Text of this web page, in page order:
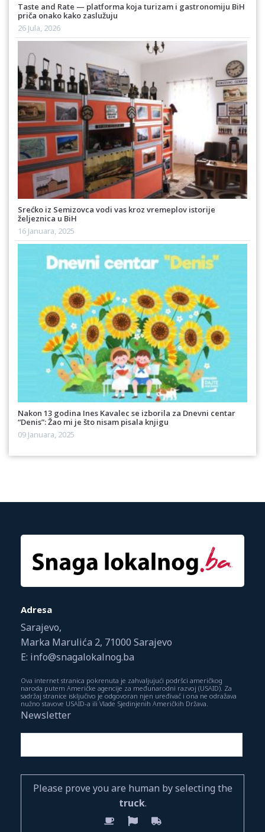
Taste and Rate — platforma koja turizam i gastronomiju BiH
priča onako kako zaslužuju
26 Jula, 2026
Srećko iz Semizovca vodi vas kroz vremeplov istorije
željeznica u BiH
16 Januara, 2025
Nakon 13 godina Ines Kavalec se izborila za Dnevni centar
“Denis”: Žao mi je što nisam pisala knjigu
09 Januara, 2025
Adresa
Sarajevo,
Marka Marulića 2, 71000 Sarajevo
E: info@snagalokalnog.ba
Ova internet stranica pokrenuta je zahvaljujući podršci američkog
naroda putem Američke agencije za međunarodni razvoj (USAID). Za
sadržaj stranice isključivo je odgovoran njen uređivač i ona ne odražava
nužno stavove USAID-a ili Vlade Sjedinjenih Američkih Država.
Newsletter
Please prove you are human by selecting the
truck.